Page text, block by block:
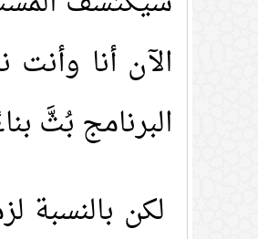
الآن أنا
البرنامج بُثَّ
لكن بالنسبة